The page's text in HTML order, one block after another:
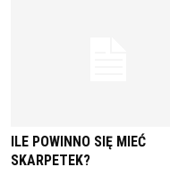
ILE POWINNO SIĘ MIEĆ
SKARPETEK?